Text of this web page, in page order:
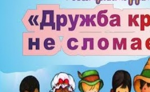
Перейти к основному содержанию